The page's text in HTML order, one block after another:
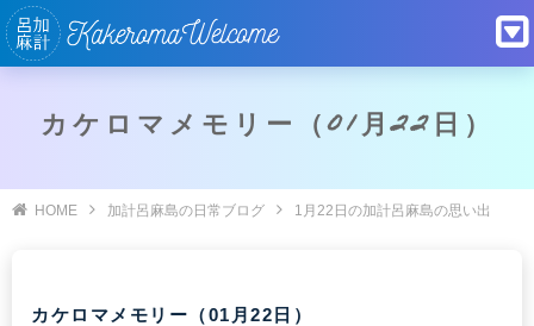
カケロマメモリー（01月22日）
HOME 加計呂麻島の日常ブログ 1月22日の加計呂麻島の思い出
カケロマメモリー（01月22日）